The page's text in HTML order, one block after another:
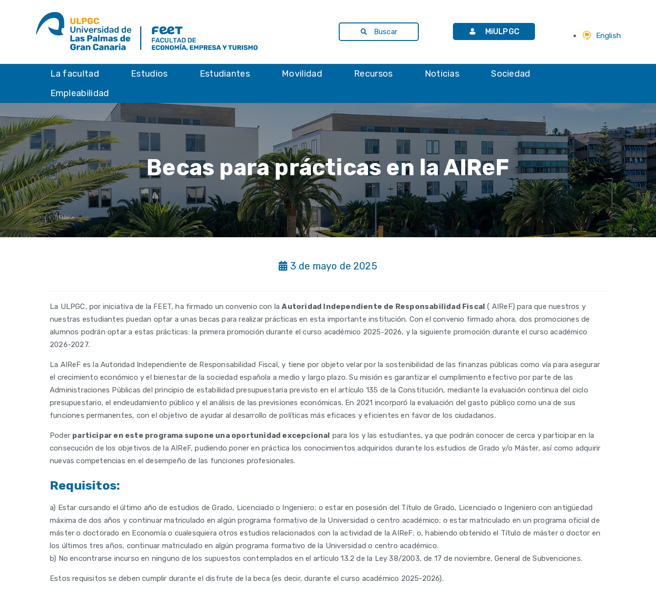
Buscar MiULPGC English
La facultad Estudios Estudiantes Movilidad Recursos Noticias
Sociedad
Empleabilidad
Becas para prácticas en la AIReF
3 de mayo de 2025
La ULPGC, por iniciativa de la FEET, ha firmado un convenio con laAutoridad Independiente de Responsabilidad Fiscal ( AIReF) para que nuestros y
nuestras estudiantes puedan optar a unas becas para realizar prácticas en esta importante institución. Con el convenio firmado ahora, dos promociones de
alumnos podrán optar a estas prácticas: la primera promoción durante el curso académico 2025-2026, y la siguiente promoción durante el curso académico
2026-2027.
La AIReF es la Autoridad Independiente de Responsabilidad Fiscal, y tiene por objeto velar por la sostenibilidad de las finanzas públicas como vía para asegurar
el crecimiento económico y el bienestar de la sociedad española a medio y largo plazo. Su misión es garantizar el cumplimiento efectivo por parte de las
Administraciones Públicas del principio de estabilidad presupuestaria previsto en el artículo 135 de la Constitución, mediante la evaluación continua del ciclo
presupuestario, el endeudamiento público y el análisis de las previsiones económicas. En 2021 incorporó la evaluación del gasto público como una de sus
funciones permanentes, con el objetivo de ayudar al desarrollo de políticas más eficaces y eficientes en favor de los ciudadanos.
Poder participar en este programa supone una oportunidad excepcional para los y las estudiantes, ya que podrán conocer de cerca y participar en la
consecución de los objetivos de la AIReF, pudiendo poner en práctica los conocimientos adquiridos durante los estudios de Grado y/o Máster, así como adquirir
nuevas competencias en el desempeño de las funciones profesionales.
Requisitos:
a) Estar cursando el último año de estudios de Grado, Licenciado o Ingeniero; o estar en posesión del Título de Grado, Licenciado o Ingeniero con antigüedad
máxima de dos años y continuar matriculado en algún programa formativo de la Universidad o centro académico; o estar matriculado en un programa oficial de
máster o doctorado en Economía o cualesquiera otros estudios relacionados con la actividad de la AIReF; o, habiendo obtenido el Título de máster o doctor en
los últimos tres años, continuar matriculado en algún programa formativo de la Universidad o centro académico.
b) No encontrarse incurso en ninguno de los supuestos contemplados en el artículo 13.2 de la Ley 38/2003, de 17 de noviembre, General de Subvenciones.
Estos requisitos se deben cumplir durante el disfrute de la beca (es decir, durante el curso académico 2025-2026).